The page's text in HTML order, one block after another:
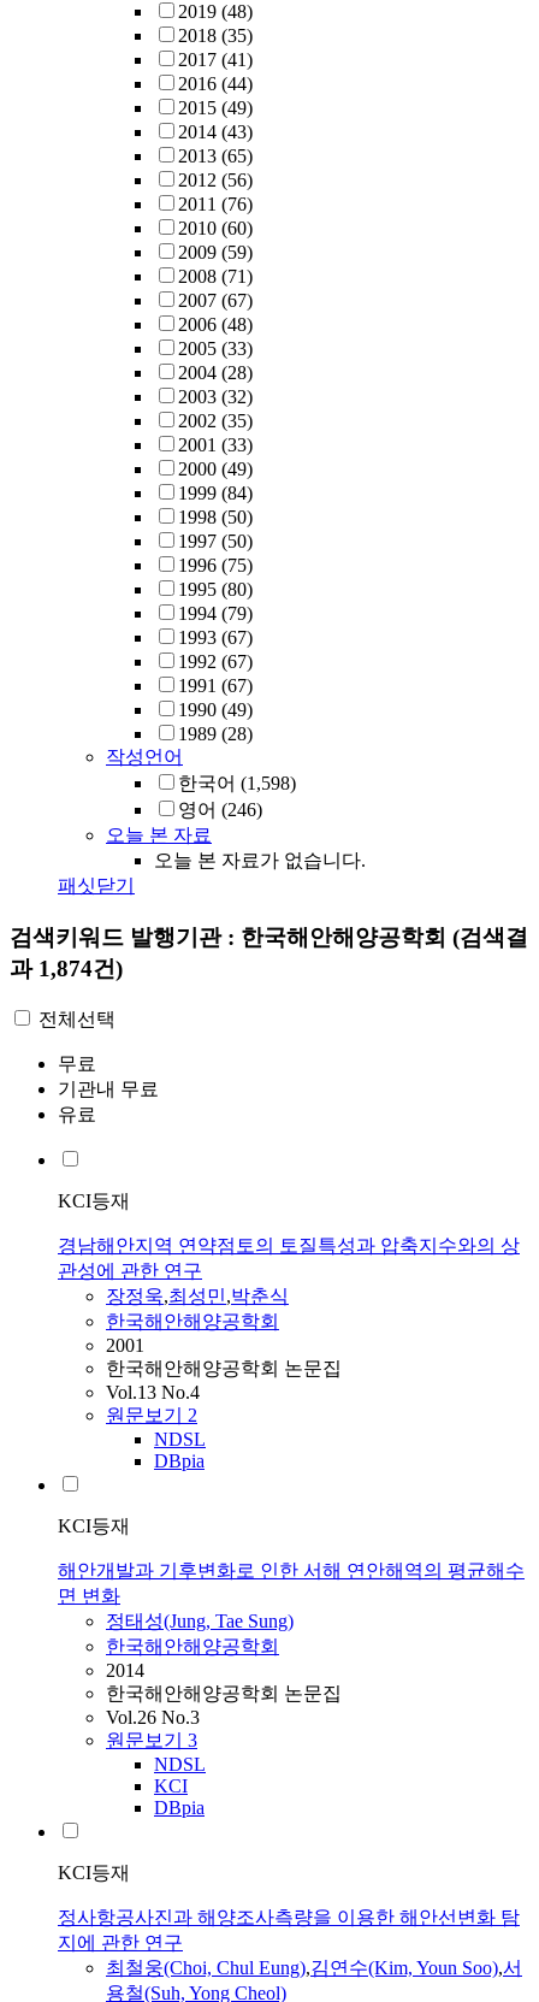
2019 (48)
2018 (35)
2017 (41)
2016 (44)
2015 (49)
2014 (43)
2013 (65)
2012 (56)
2011 (76)
2010 (60)
2009 (59)
2008 (71)
2007 (67)
2006 (48)
2005 (33)
2004 (28)
2003 (32)
2002 (35)
2001 (33)
2000 (49)
1999 (84)
1998 (50)
1997 (50)
1996 (75)
1995 (80)
1994 (79)
1993 (67)
1992 (67)
1991 (67)
1990 (49)
1989 (28)
작성언어
한국어 (1,598)
영어 (246)
오늘 본 자료
오늘 본 자료가 없습니다.
패싯닫기
검색키워드 발행기관 : 한국해안해양공학회 (검색결
과 1,874건)
전체선택
무료
기관내 무료
유료
KCI등재
경남해안지역 연약점토의 토질특성과 압축지수와의 상
관성에 관한 연구
장정욱,최성민,박춘식
한국해안해양공학회
2001
한국해안해양공학회 논문집
Vol.13 No.4
원문보기 2
NDSL
DBpia
KCI등재
해안개발과 기후변화로 인한 서해 연안해역의 평균해수
면 변화
정태성(Jung, Tae Sung)
한국해안해양공학회
2014
한국해안해양공학회 논문집
Vol.26 No.3
원문보기 3
NDSL
KCI
DBpia
KCI등재
정사항공사진과 해양조사측량을 이용한 해안선변화 탐
지에 관한 연구
최철웅(Choi, Chul Eung),김연수(Kim, Youn Soo),서
용철(Suh, Yong Cheol)